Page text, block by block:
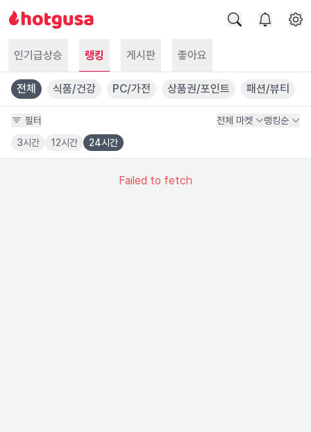
인기급상승 랭킹 게시판 좋아요
전체 식품/건강 PC/가전 상품권/포인트 패션/뷰티
필터 전체 마켓
랭킹순
3시간
12시간 24시간
Failed to fetch